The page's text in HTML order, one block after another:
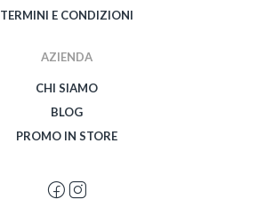
TERMINI E CONDIZIONI
AZIENDA
CHI SIAMO
BLOG
PROMO IN STORE